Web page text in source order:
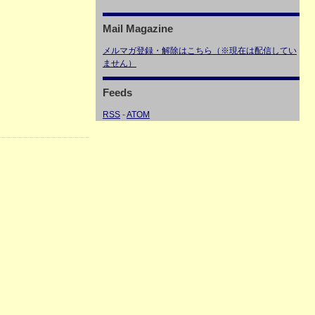
Mail Magazine
メルマガ登録・解除はこちら（※現在は配信してい
ません）
Feeds
RSS -ATOM